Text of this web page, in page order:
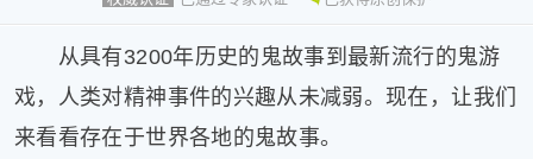
科
技
从具有3200年历史的鬼故事到最新流行的鬼游
戏，人类对精神事件的兴趣从未减弱。现在，让我们
来看看存在于世界各地的鬼故事。